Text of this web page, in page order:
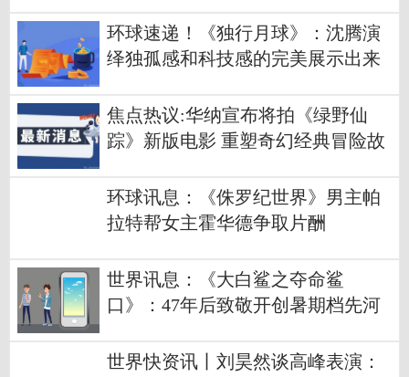
环球速递！《独行月球》：沈腾演
绎独孤感和科技感的完美展示出来
焦点热议:华纳宣布将拍《绿野仙
踪》新版电影 重塑奇幻经典冒险故
环球讯息：《侏罗纪世界》男主帕
拉特帮女主霍华德争取片酬
世界讯息：《大白鲨之夺命鲨
口》：47年后致敬开创暑期档先河
世界快资讯丨刘昊然谈高峰表演：